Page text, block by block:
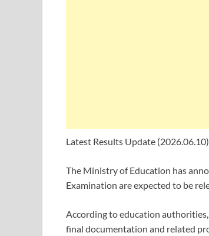
Latest Results Update
The Ministry of Education has
Examination are expected to be
According to education
final documentation and related